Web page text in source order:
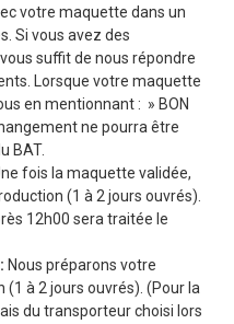
votre maquette dans un
Si vous avez des
suffit de nous répondre
Lorsque votre maquette
en mentionnant : » BON
ne pourra être
BAT.
fois la maquette validée,
(1 à 2 jours ouvrés).
12h00 sera traitée le
Nous préparons votre
à 2 jours ouvrés). (Pour la
du transporteur choisi lors